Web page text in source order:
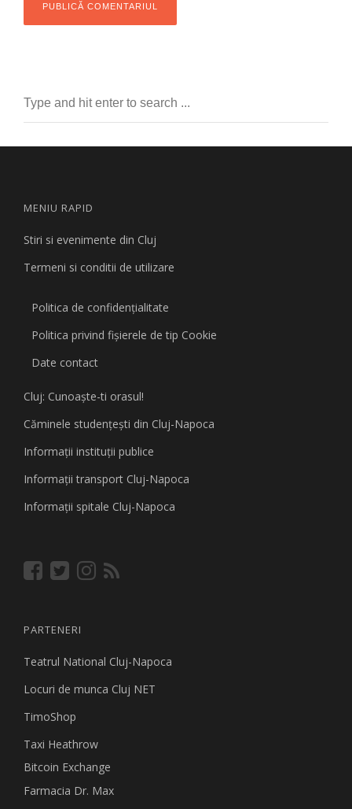
MENIU RAPID
Stiri si evenimente din Cluj
Termeni si conditii de utilizare
Politica de confidențialitate
Politica privind fişierele de tip Cookie
Date contact
Cluj: Cunoaşte-ti orasul!
Căminele studenţeşti din Cluj-Napoca
Informaţii instituţii publice
Informaţii transport Cluj-Napoca
Informaţii spitale Cluj-Napoca
PARTENERI
Teatrul National Cluj-Napoca
Locuri de munca Cluj NET
TimoShop
Taxi Heathrow
Bitcoin Exchange
Farmacia Dr. Max